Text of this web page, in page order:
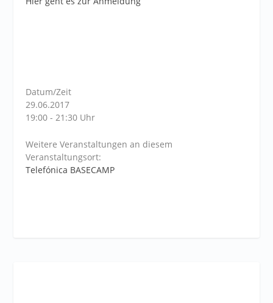
Datum/Zeit
29.06.2017
19:00 - 21:30 Uhr
Weitere Veranstaltungen an diesem
Veranstaltungsort:
Telefónica BASECAMP